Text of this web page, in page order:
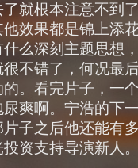
了就根本注意不到
他效果都是锦上添
什么深刻主题思想
很不错了，何况最
的。看完片子，一
尿爽啊。宁浩的下
子之后他还能有
投资支持导演新人